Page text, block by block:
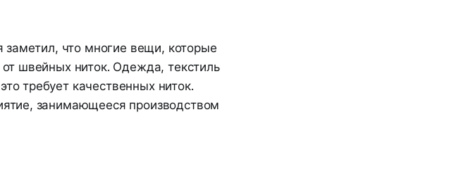
заметил, что многие вещи, которые
швейных ниток. Одежда, текстиль
требует качественных ниток.
занимающееся производством